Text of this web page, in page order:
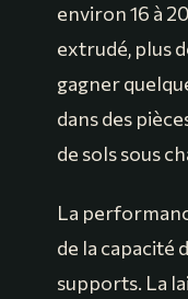
environ 16 à
extrudé, plus
gagner
dans des
de sols sous
La
de la capacité
supports. La